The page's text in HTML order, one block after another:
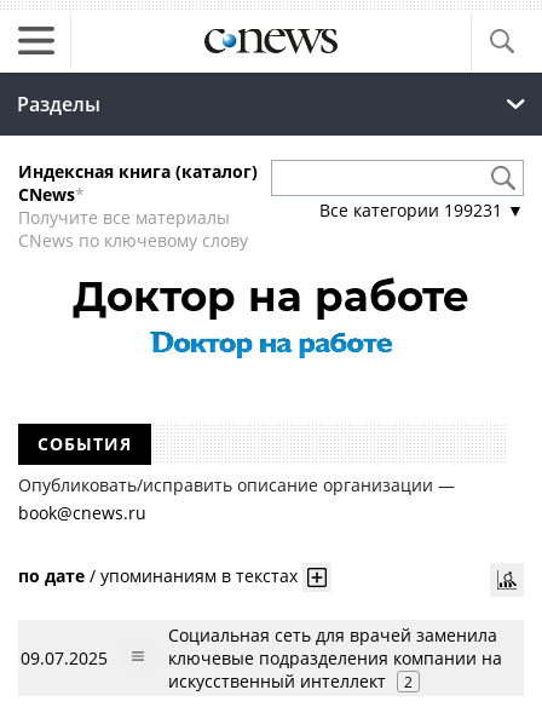
Разделы
Индексная книга (каталог)
CNews*
Получите все материалы
CNews по ключевому слову
Все категории 199231 ▼
Доктор на работе
СОБЫТИЯ
Опубликовать/исправить описание организации —
book@cnews.ru
по дате / упоминаниям в текстах
09.07.2025
Социальная сеть для врачей заменила
ключевые подразделения компании на
искусственный интеллект
2